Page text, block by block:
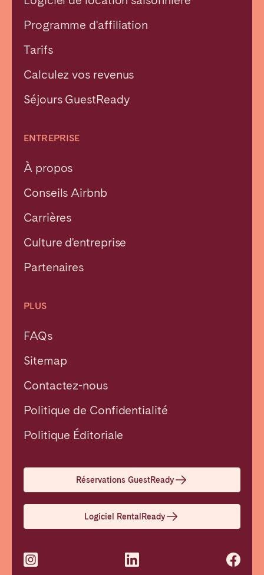
Programme d'affiliation
Tarifs
Calculez vos revenus
Séjours GuestReady
ENTREPRISE
À propos
Conseils Airbnb
Carrières
Culture d'entreprise
Partenaires
PLUS
FAQs
Sitemap
Contactez-nous
Politique de Confidentialité
Politique Éditoriale
Réservations GuestReady
Logiciel RentalReady
Choisir la langue
English